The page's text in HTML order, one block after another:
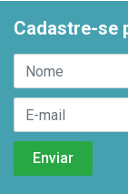
Cadastre-se